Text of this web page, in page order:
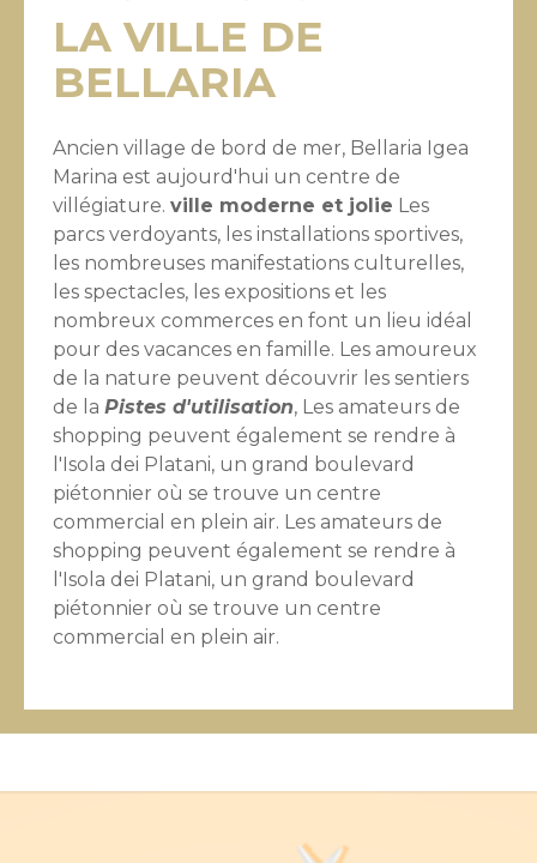
LA VILLE DE
BELLARIA
Ancien village de bord de mer, Bellaria Igea
Marina est aujourd'hui un centre de
villégiature. ville moderne et jolie Les
parcs verdoyants, les installations sportives,
les nombreuses manifestations culturelles,
les spectacles, les expositions et les
nombreux commerces en font un lieu idéal
pour des vacances en famille. Les amoureux
de la nature peuvent découvrir les sentiers
de la Pistes d'utilisation, Les amateurs de
shopping peuvent également se rendre à
l'Isola dei Platani, un grand boulevard
piétonnier où se trouve un centre
commercial en plein air. Les amateurs de
shopping peuvent également se rendre à
l'Isola dei Platani, un grand boulevard
piétonnier où se trouve un centre
commercial en plein air.